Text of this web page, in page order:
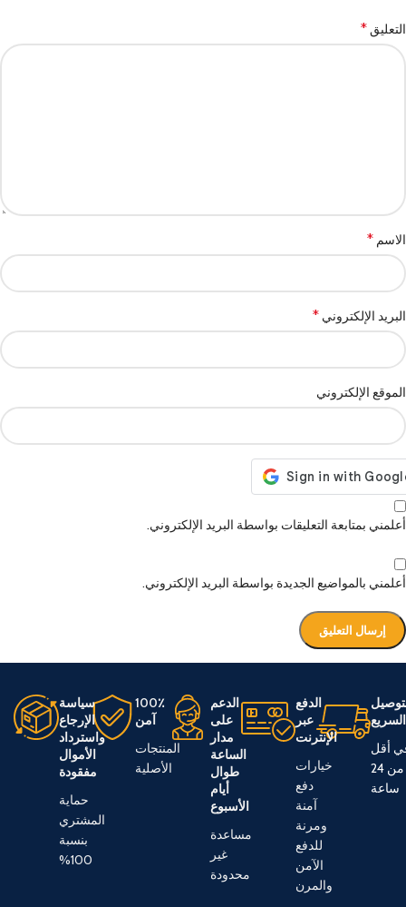
التعليق*
الاسم *
البريد الإلكتروني *
الموقع الإلكتروني
أعلمني بمتابعة التعليقات بواسطة البريد الإلكتروني.
أعلمني بالمواضيع الجديدة بواسطة البريد الإلكتروني.
السريع
أقل
من 24
ساعة
الدفع
عبر
الإنترنت
خيارات
دفع
آمنة
ومرنة
للدفع
الآمن
والمرن
الدعم
على
مدار
الساعة
طوال
أيام
الأسبوع
مساعدة
غير
محدودة
100٪
آمن
المنتجات
الأصلية
سياسة
الإرجاع
واسترداد
الأموال
مفقودة
حماية
المشتري
بنسبة
100%